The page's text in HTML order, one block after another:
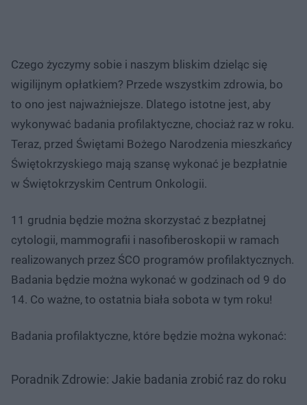
Czego życzymy sobie i naszym bliskim dzieląc się
wigilijnym opłatkiem? Przede wszystkim zdrowia, bo
to ono jest najważniejsze. Dlatego istotne jest, aby
wykonywać badania profilaktyczne, chociaż raz w roku.
Teraz, przed Świętami Bożego Narodzenia mieszkańcy
Świętokrzyskiego mają szansę wykonać je bezpłatnie
w Świętokrzyskim Centrum Onkologii.
11 grudnia będzie można skorzystać z bezpłatnej
cytologii, mammografii i nasofiberoskopii w ramach
realizowanych przez ŚCO programów profilaktycznych.
Badania będzie można wykonać w godzinach od 9 do
14. Co ważne, to ostatnia biała sobota w tym roku!
Badania profilaktyczne, które będzie można wykonać:
Poradnik Zdrowie: Jakie badania zrobić raz do roku